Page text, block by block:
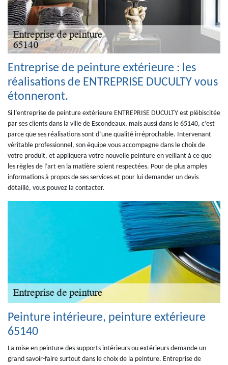
Entreprise de peinture extérieure : les
réalisations de ENTREPRISE DUCULTY vous
étonneront.
Si l’entreprise de peinture extérieure ENTREPRISE DUCULTY est plébiscitée
par ses clients dans la ville de Escondeaux, mais aussi dans le 65140, c’est
parce que ses réalisations sont d’une qualité irréprochable. Intervenant
véritable professionnel, son équipe vous accompagne dans le choix de
votre produit, et appliquera votre nouvelle peinture en veillant à ce que
les règles de l’art en la matière soient respectées. Pour de plus amples
informations à propos de ses services et pour lui demander un devis
détaillé, vous pouvez la contacter.
Peinture intérieure, peinture extérieure
65140
La mise en peinture des supports intérieurs ou extérieurs demande un
grand savoir-faire surtout dans le choix de la peinture. Entreprise de